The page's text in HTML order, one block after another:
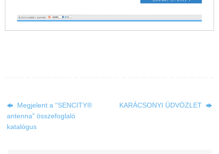
Megjelent a “SENCITY®
antenna” összefoglaló
katalógus
KARÁCSONYI ÜDVÖZLET